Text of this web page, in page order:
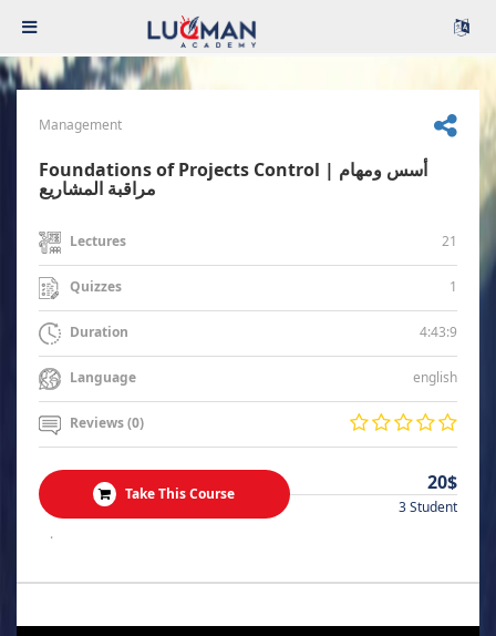
Management
Foundations of Projects Control | أسس ومهام
مراقبة المشاريع
Lectures 21
Quizzes 1
Duration 4:43:9
Language english
Reviews (0)
Take This Course 20$
3 Student
.